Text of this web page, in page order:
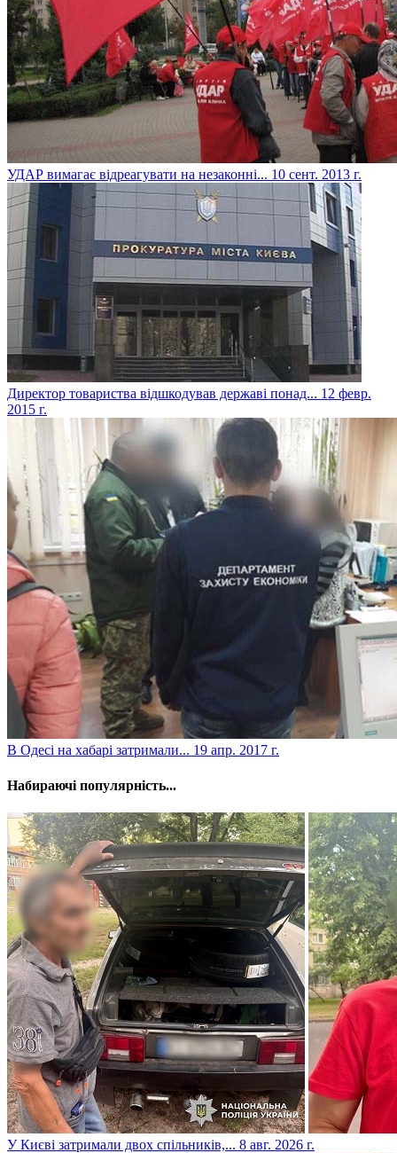
УДАР вимагає відреагувати на незаконні... 10 сент. 2013 г.
Директор товариства відшкодував державі понад... 12 февр.
2015 г.
​В Одесі на хабарі затримали... 19 апр. 2017 г.
Набираючі популярність...
​У Києві затримали двох спільників,... 8 авг. 2026 г.